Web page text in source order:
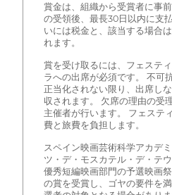
賞金は、組織から受賞者に事
の受領後、最長30日以内に支
いには税金と、該当する場合
れます。
賞を受け取るには、フェステ
ラへの出席が必須です。 不可
正当化されない限り、出席し
収されます。 欠席の理由の受
主催者が行います。 フェステ
費と旅費を負担します。
スペイン映画芸術科学アカデ
ツ・デ・モスカテル・デ・テ
優秀短編映画部門の予選映画
の賞を受賞し、ゴヤの要件を